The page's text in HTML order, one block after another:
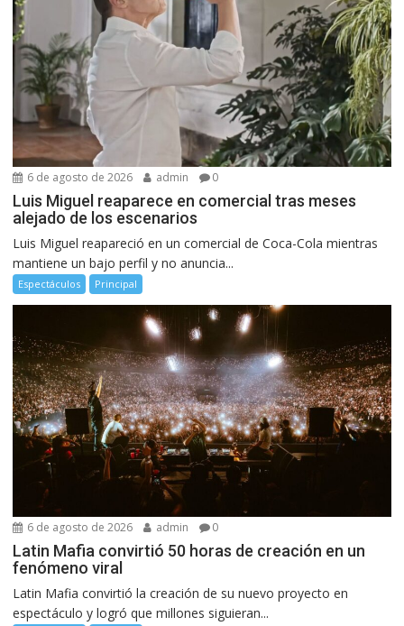
6 de agosto de 2026 admin 0
Luis Miguel reaparece en comercial tras meses
alejado de los escenarios
Luis Miguel reapareció en un comercial de Coca-Cola mientras
mantiene un bajo perfil y no anuncia...
Espectáculos Principal
6 de agosto de 2026 admin 0
Latin Mafia convirtió 50 horas de creación en un
fenómeno viral
Latin Mafia convirtió la creación de su nuevo proyecto en
espectáculo y logró que millones siguieran...